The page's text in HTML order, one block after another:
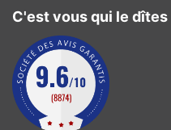
C'est vous qui le dîtes